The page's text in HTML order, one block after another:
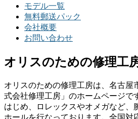
モデル一覧
無料郵送パック
会社概要
お問い合わせ
オリスのための修理工
オリスのための修理工房は、名古屋
式会社修理工房」のホームページで
はじめ、ロレックスやオメガなど、
ホールを行なっております。全国対